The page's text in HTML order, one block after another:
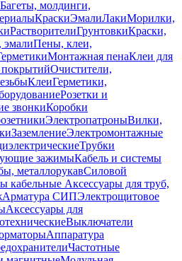
Багеты, молдинги,
КраскиЭмалиЛакиМорилки,
РастворителиГрунтовкиКраски,
эмалиПены, клеи,
Монтажная пенаКлеи для
Очистители,
КлеиГерметики,
Розетки и
звонкиКоробки
ЭлектропатроныВилки,
ЗаземлениеЭлектромонтажные
Трубки
зажимыКабель и системы
металлорукавСиловой
кабельные Аксессуары для труб,
Арматура СИПЭлектрощитовое
Аксессуары для
Выключатели
Аппаратура
Частотные